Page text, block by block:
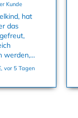
Kunde
hat
das
werden,
ist super
in der
vor 5 Tagen